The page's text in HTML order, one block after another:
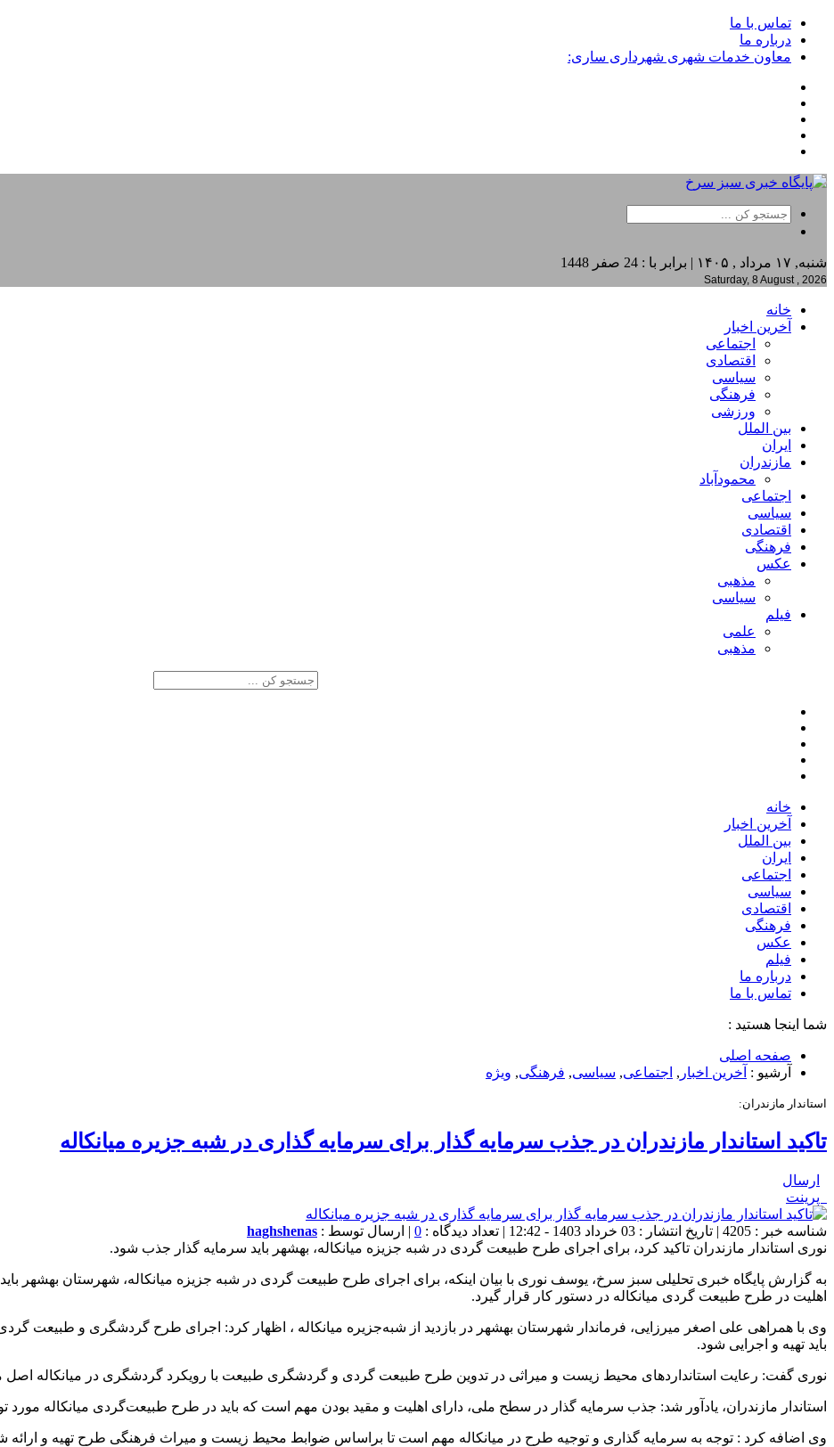
تماس با ما
درباره ما
معاون خدمات شهری شهرداری ساری:
شنبه, ۱۷ مرداد , ۱۴۰۵ | برابر با : 24 صفر 1448
Saturday, 8 August , 2026
خانه
آخرین اخبار
اجتماعی
اقتصادی
سیاسی
فرهنگی
ورزشی
بین الملل
ایران
مازندران
محمودآباد
اجتماعی
سیاسی
اقتصادی
فرهنگی
عکس
مذهبی
سیاسی
فیلم
علمی
مذهبی
خانه
آخرین اخبار
بین الملل
ایران
اجتماعی
سیاسی
اقتصادی
فرهنگی
عکس
فیلم
درباره ما
تماس با ما
شما اینجا هستید :
صفحه اصلی
آرشیو : آخرین اخبار , اجتماعی, سیاسی, فرهنگی, ویژه
استاندار مازندران:
تاکید استاندار مازندران در جذب سرمایه گذار برای سرمایه گذاری در شبه جزیره میانکاله
ارسال
پرینت
شناسه خبر : 4205 | تاریخ انتشار : 03 خرداد 1403 - 12:42 | تعداد دیدگاه : 0 | ارسال توسط : haghshenas
نوری استاندار مازندران تاکید کرد، برای اجرای طرح طبیعت گردی در شبه جزیزه میانکاله، بهشهر باید سرمایه گذار جذب شود.
به گزارش پایگاه خبری تحلیلی سبز سرخ، یوسف نوری با بیان اینکه، برای اجرای طرح طبیعت گردی در شبه جزیزه میانکاله، شهرستان بهشهر
اهلیت در طرح طبیعت گردی میانکاله در دستور کار قرار گیرد. ‎
وی با همراهی علی اصغر میرزایی، فرماندار شهرستان بهشهر در بازدید از شبه‌جزیره میانکاله ، اظهار کرد: اجرای طرح گردشگری و طبیعت
باید تهیه و اجرایی شود.
نوری گفت: رعایت استانداردهای محیط زیست و میراثی در تدوین طرح طبیعت گردی و گردشگری طبیعت با رویکرد گردشگری در میانکاله اصل
استاندار مازندران، یادآور شد: جذب سرمایه گذار در سطح ملی، دارای اهلیت و مقید بودن مهم است که باید در طرح طبیعت‌گردی میانکاله مورد
وی اضافه کرد : توجه به سرمایه گذاری و توجیه طرح در میانکاله مهم است تا براساس ضوابط محیط زیست و میراث فرهنگی طرح تهیه و ارائه